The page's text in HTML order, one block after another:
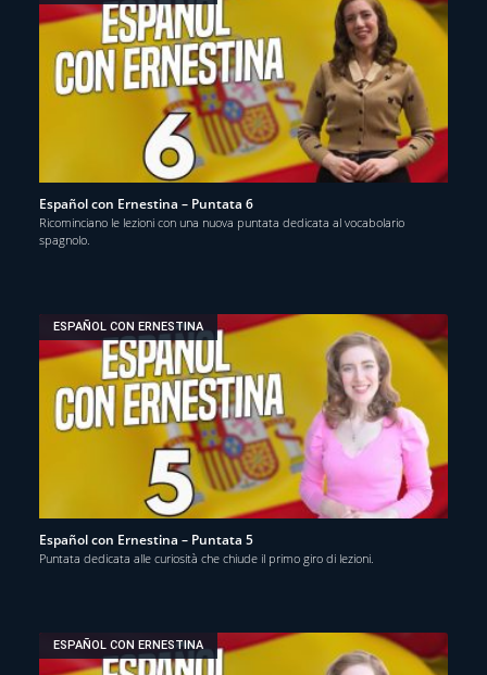
Español con Ernestina – Puntata 6
Ricominciano le lezioni con una nuova puntata dedicata al vocabolario
spagnolo.
ESPAÑOL CON ERNESTINA
Español con Ernestina – Puntata 5
Puntata dedicata alle curiosità che chiude il primo giro di lezioni.
ESPAÑOL CON ERNESTINA